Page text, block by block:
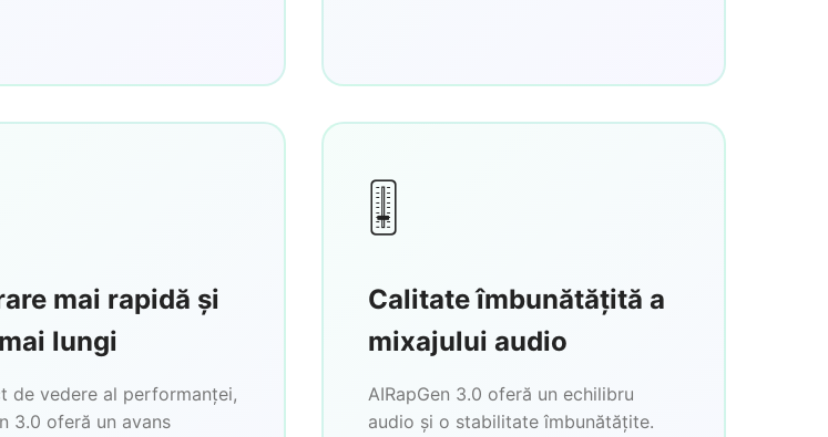
mai rapidă și
lungi
de vedere al performanței,
3.0 oferă un avans
🎚️
Calitate îmbunătățită a
mixajului audio
AIRapGen 3.0 oferă un echilibru
audio și o stabilitate îmbunătățite.